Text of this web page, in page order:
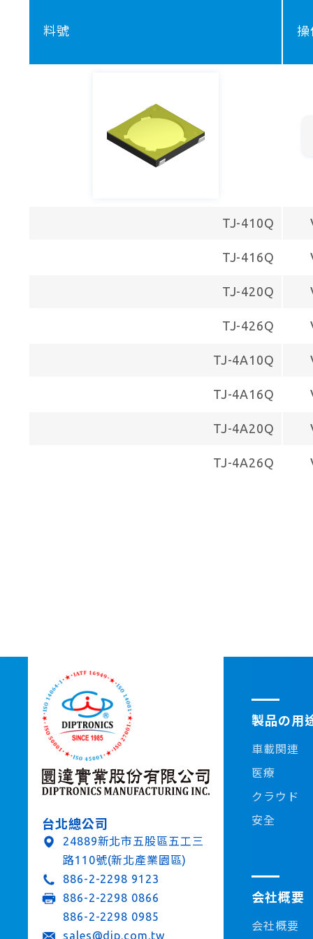
料號 操
TJ-410Q
TJ-416Q
TJ-420Q
TJ-426Q
TJ-4A10Q
TJ-4A16Q
TJ-4A20Q
TJ-4A26Q
台北總公司
24889新北市五股區五工三
路110號(新北產業園區)
886-2-2298 9123
886-2-2298 0866
886-2-2298 0985
sales@dip.com.tw
製品の用
車載関連
医療
クラウド
安全
会社概要
会社概要